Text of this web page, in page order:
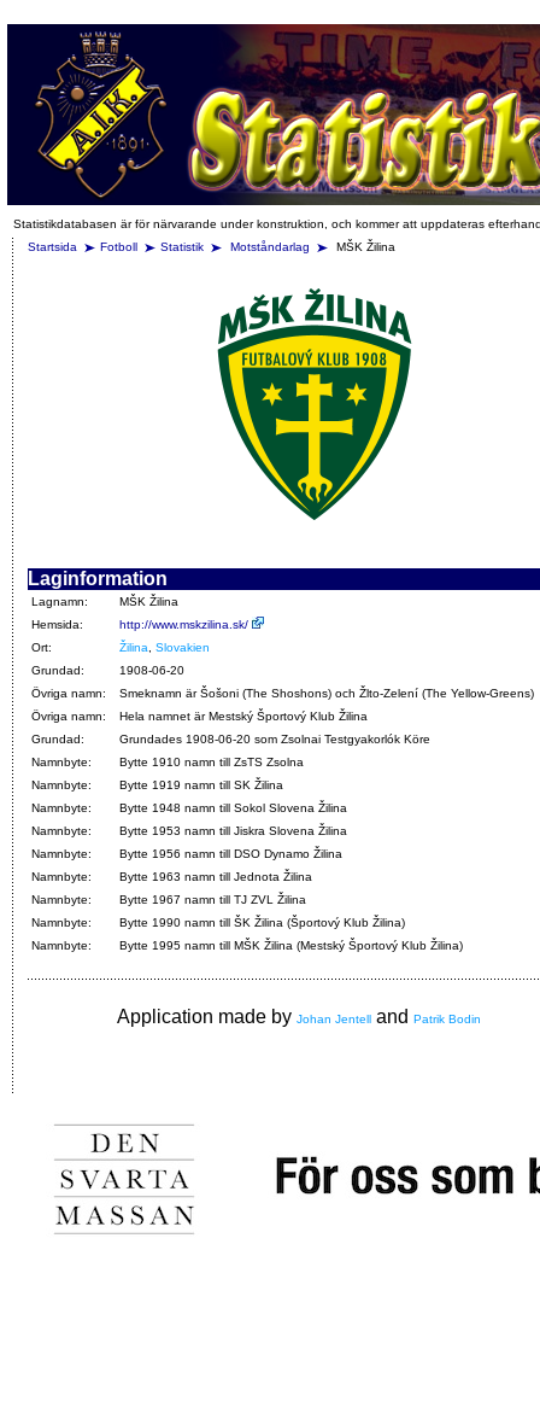
Statistikdatabasen är för närvarande under konstruktion, och kommer att uppdateras
Startsida
Fotboll Statistik Motståndarlag MŠK Žilina
Laginformation
Lagnamn:
MŠK Žilina
Hemsida:
http://www.mskzilina.sk/
Ort:
Žilina
Slovakien
Grundad:
1908-06-20
Övriga namn:
Smeknamn är Šošoni (The Shoshons) och Žlto-Zelení (The Yellow-Greens)
Övriga namn:
Hela namnet är Mestský Športový Klub Žilina
Grundad:
Grundades 1908-06-20 som Zsolnai Testgyakorlók Köre
Namnbyte:
Bytte 1910 namn till ZsTS Zsolna
Namnbyte:
Bytte 1919 namn till SK Žilina
Namnbyte:
Bytte 1948 namn till Sokol Slovena Žilina
Namnbyte:
Bytte 1953 namn till Jiskra Slovena Žilina
Namnbyte:
Bytte 1956 namn till DSO Dynamo Žilina
Namnbyte:
Bytte 1963 namn till Jednota Žilina
Namnbyte:
Bytte 1967 namn till TJ ZVL Žilina
Namnbyte:
Bytte 1990 namn till ŠK Žilina (Športový Klub Žilina)
Namnbyte:
Bytte 1995 namn till MŠK Žilina (Mestský Športový Klub Žilina)
Application made by Johan Jentell and Patrik Bodin